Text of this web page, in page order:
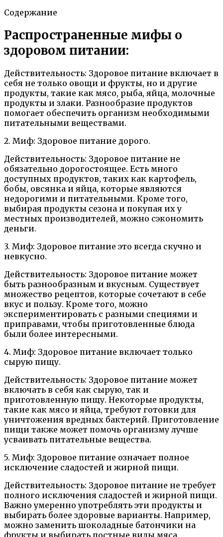
Содержание
Распространенные мифы о
здоровом питании:
Действительность: Здоровое питание включает в
себя не только овощи и фрукты, но и другие
продукты, такие как мясо, рыба, яйца, молочные
продукты и злаки. Разнообразие продуктов
помогает обеспечить организм необходимыми
питательными веществами.
2. Миф: Здоровое питание дорого.
Действительность: Здоровое питание не
обязательно дорогостоящее. Есть много
доступных продуктов, таких как картофель,
бобы, овсянка и яйца, которые являются
недорогими и питательными. Кроме того,
выбирая продукты сезона и покупая их у
местных производителей, можно сэкономить
деньги.
3. Миф: Здоровое питание это всегда скучно и
невкусно.
Действительность: Здоровое питание может
быть разнообразным и вкусным. Существует
множество рецептов, которые сочетают в себе
вкус и пользу. Кроме того, можно
экспериментировать с разными специями и
приправами, чтобы приготовленные блюда
были более интересными.
4. Миф: Здоровое питание включает только
сырую пищу.
Действительность: Здоровое питание может
включать в себя как сырую, так и
приготовленную пищу. Некоторые продукты,
такие как мясо и яйца, требуют готовки для
уничтожения вредных бактерий. Приготовление
пищи также может помочь организму лучше
усваивать питательные вещества.
5. Миф: Здоровое питание означает полное
исключение сладостей и жирной пищи.
Действительность: Здоровое питание не требует
полного исключения сладостей и жирной пищи.
Важно умеренно употреблять эти продукты и
выбирать более здоровые варианты. Например,
можно заменить шоколадные батончики на
фрукты и выбирать постные виды мяса.